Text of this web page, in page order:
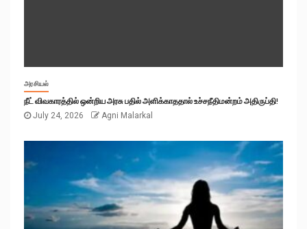
அரசியல்
நீட் விவகாரத்தில் ஒன்றிய அரசு பதில் அளிக்காததால் உச்சநீதிமன்றம் அதிருப்தி!
July 24, 2026
Agni Malarkal